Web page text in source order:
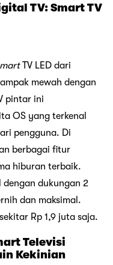
TV: Smart TV
TV LED dari
mewah dengan
pintar ini
OS yang terkenal
pengguna. Di
berbagai fitur
hiburan terbaik.
dengan dukungan 2
dan maksimal.
Rp 1,9 juta saja.
Televisi
Kekinian